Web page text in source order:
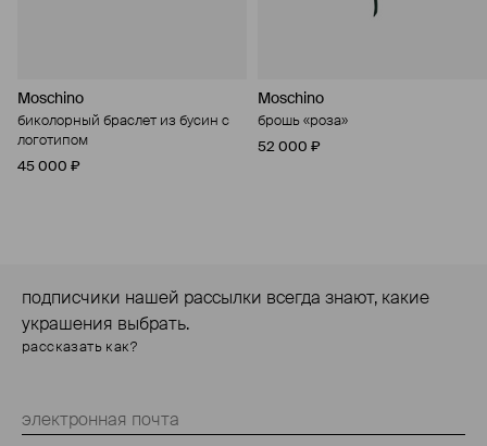
Moschino
биколорный браслет из бусин с
логотипом
45 000 ₽
Moschino
брошь «роза»
52 000 ₽
подписчики нашей рассылки всегда знают, какие
украшения выбрать.
рассказать как?